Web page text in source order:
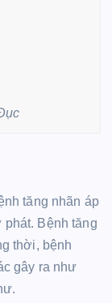
tăng nhãn áp
phát. Bệnh tăng
thời, bệnh
gây ra như